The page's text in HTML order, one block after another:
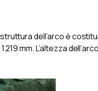
dell’arco è
mm. L’altezza dell’arco